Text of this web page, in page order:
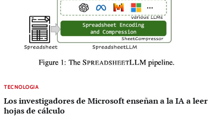
TECNOLOGIA
Los investigadores de Microsoft enseñan a la IA a leer
hojas de cálculo